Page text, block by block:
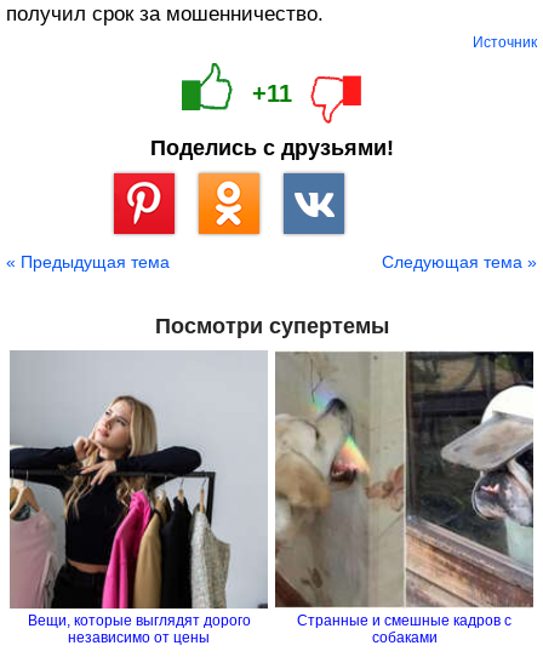
получил срок за мошенничество.
Источник
+11
Поделись с друзьями!
« Предыдущая тема Следующая тема »
Посмотри супертемы
Вещи, которые выглядят дорого
независимо от цены
Странные и смешные кадров с
собаками